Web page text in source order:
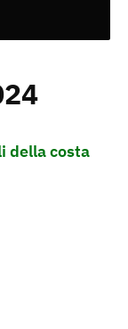
della costa